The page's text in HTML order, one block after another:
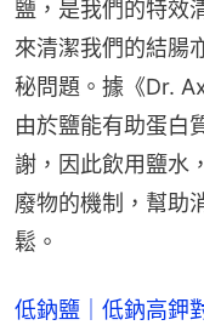
鹽，是我們的特效
來清潔我們的結腸
秘問題。據《Dr.
由於鹽能有助蛋白
謝，因此飲用鹽水
廢物的機制，幫助
鬆。
低鈉鹽｜低鈉高鉀